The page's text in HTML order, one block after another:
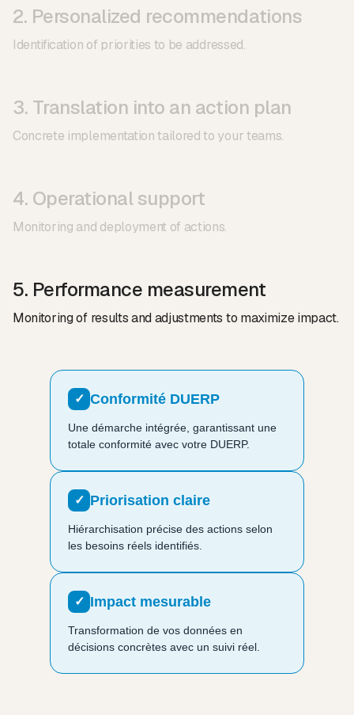
2. Personalized recommendations
Identification of priorities to be addressed.
3. Translation into an action plan
Concrete implementation tailored to your teams.
4. Operational support
Monitoring and deployment of actions.
5. Performance measurement
Monitoring of results and adjustments to maximize impact.
✓ Conformité DUERP
Une démarche intégrée, garantissant une
totale conformité avec votre DUERP.
✓ Priorisation claire
Hiérarchisation précise des actions selon
les besoins réels identifiés.
✓ Impact mesurable
Transformation de vos données en
décisions concrètes avec un suivi réel.